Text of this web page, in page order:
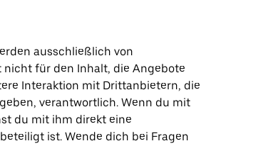
ausschließlich von
für den Inhalt, die Angebote
Interaktion mit Drittanbietern, die
verantwortlich. Wenn du mit
du mit ihm direkt eine
ist. Wende dich bei Fragen